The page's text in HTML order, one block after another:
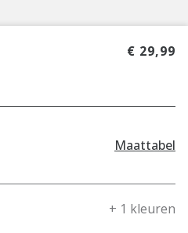
€ 29,99
Maattabel
+ 1 kleuren